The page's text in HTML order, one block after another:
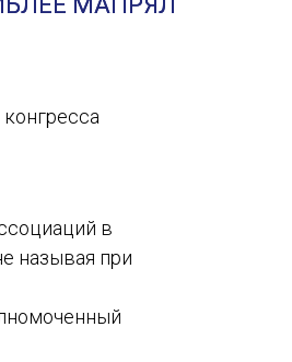
TERRA RUSISTICA в Рио-де-
функционирования
в Малаге
в
называя при